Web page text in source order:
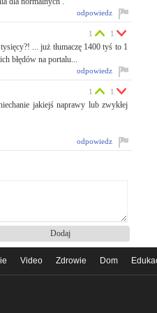
odpowiedz
... już tłumaczę 1400 tyś to 1
błędów na portalu...
1 1
odpowiedz
jakiejś naprawy lub zwykłej
1 1
odpowiedz
Video Zdrowie Dom